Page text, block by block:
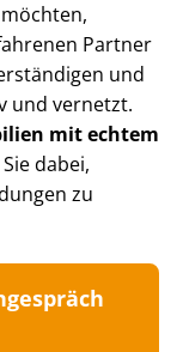
Partner
und
und vernetzt.
mit echtem
dabei,
zu